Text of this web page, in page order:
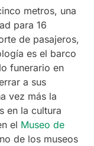
metros, una
para 16
de pasajeros,
es el barco
funerario en
a sus
vez más la
en la cultura
el Museo de
de los museos